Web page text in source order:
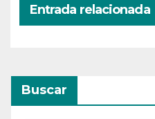
Entrada relacionada
Buscar